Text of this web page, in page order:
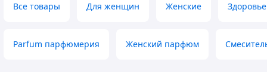
Все товары Для женщин Женские Здоровье
Parfum парфюмерия Женский парфюм